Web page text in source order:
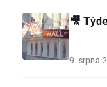
🎥
9. srpna